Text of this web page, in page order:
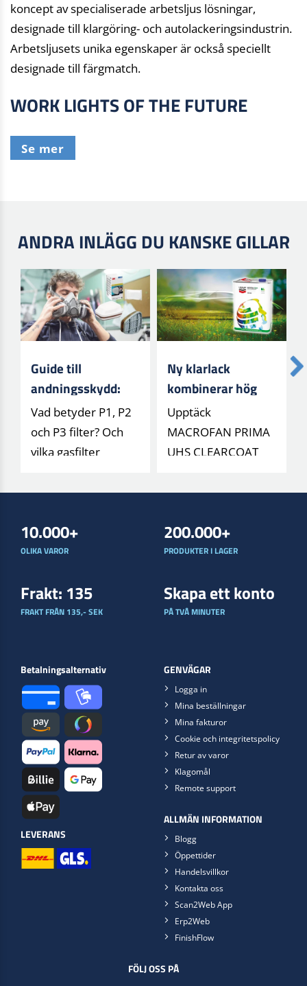
koncept av specialiserade arbetsljus lösningar,
designade till klargöring- och autolackeringsindustrin.
Arbetsljusets unika egenskaper är också speciellt
designade till färgmatch.
WORK LIGHTS OF THE FUTURE
Se mer
ANDRA INLÄGG DU KANSKE GILLAR
Guide till
andningsskydd:
Förstå filtertyper
och klasser (P1,
P2, P3)
Vad betyder P1, P2
och P3 filter? Och
vilka gasfilter
en lättförs[...]
Ny klarlack
kombinerar hög
glans med minskat
klimatavtryck
Upptäck
MACROFAN PRIMA
UHS CLEARCOAT
låg-VOC klarlack
10.000+
OLIKA VAROR
200.000+
PRODUKTER I LAGER
Frakt: 135
FRAKT FRÅN 135,- SEK
Skapa ett konto
PÅ TVÅ MINUTER
Betalningsalternativ
LEVERANS
GENVÄGAR
Logga in
Mina beställningar
Mina fakturor
Cookie och integritetspolicy
Retur av varor
Klagomål
Remote support
ALLMÄN INFORMATION
Blogg
Öppettider
Handelsvillkor
Kontakta oss
Scan2Web App
Erp2Web
FinishFlow
FÖLJ OSS PÅ